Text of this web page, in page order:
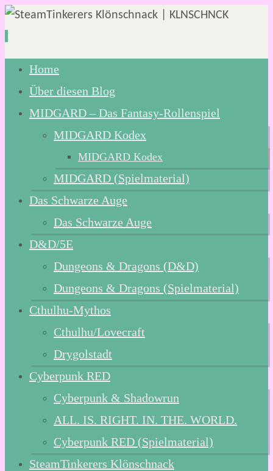
Zum
Inhalt
springen
Home
Über diesen Blog
MIDGARD – Das Fantasy-Rollenspiel
MIDGARD Kodex
MIDGARD Kodex
MIDGARD (Spielmaterial)
Das Schwarze Auge
Das Schwarze Auge
D&D/5E
Dungeons & Dragons (D&D)
Dungeons & Dragons (Spielmaterial)
Cthulhu-Mythos
Cthulhu/Lovecraft
Drygolstadt
Cyberpunk RED
Cyberpunk & Shadowrun
ALL. IS. RIGHT. IN. THE. WORLD.
Cyberpunk RED (Spielmaterial)
SteamTinkerers Klönschnack